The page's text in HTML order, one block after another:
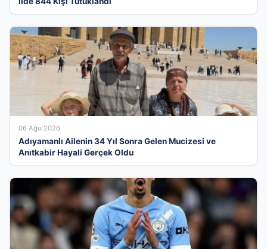
06 Ağu 2026
Adıyamanlı Ailenin 34 Yıl Sonra Gelen Mucizesi ve
Anıtkabir Hayali Gerçek Oldu